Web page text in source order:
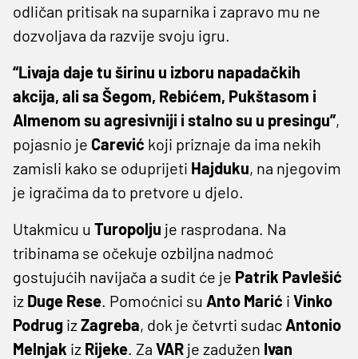
odličan pritisak na suparnika i zapravo mu ne
dozvoljava da razvije svoju igru.
“Livaja daje tu širinu u izboru napadačkih
akcija, ali sa Šegom, Rebićem, Pukštasom i
Almenom su agresivniji i stalno su u presingu”,
pojasnio je Carević koji priznaje da ima nekih
zamisli kako se oduprijeti Hajduku, na njegovim
je igračima da to pretvore u djelo.
Utakmicu u Turopolju je rasprodana. Na
tribinama se očekuje ozbiljna nadmoć
gostujućih navijača a sudit će je Patrik Pavlešić
iz Duge Rese. Pomoćnici su Anto Marić i Vinko
Podrug izZagreba, dok je četvrti sudac Antonio
Melnjak iz Rijeke. Za VAR je zadužen Ivan